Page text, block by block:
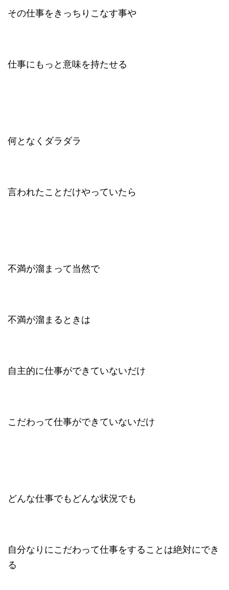
その仕事をきっちりこなす事や
仕事にもっと意味を持たせる
何となくダラダラ
言われたことだけやっていたら
不満が溜まって当然で
不満が溜まるときは
自主的に仕事ができていないだけ
こだわって仕事ができていないだけ
どんな仕事でもどんな状況でも
自分なりにこだわって仕事をすることは絶対にでき
る